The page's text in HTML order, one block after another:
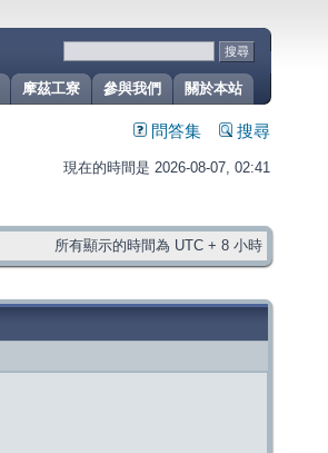
關於本站
參與我們
摩茲工寮
問答集 搜尋
現在的時間是 2026-08-07, 02:41
所有顯示的時間為 UTC + 8 小時